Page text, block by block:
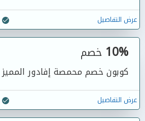
عرض التفاصيل
10% خصم
كوبون خصم محمصة إفادور المميز
عرض التفاصيل